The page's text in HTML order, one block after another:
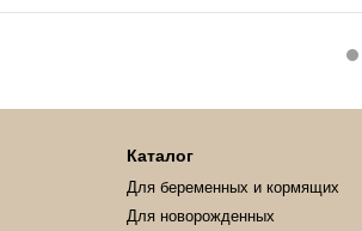
Каталог
Для беременных и кормящих
Для новорожденных